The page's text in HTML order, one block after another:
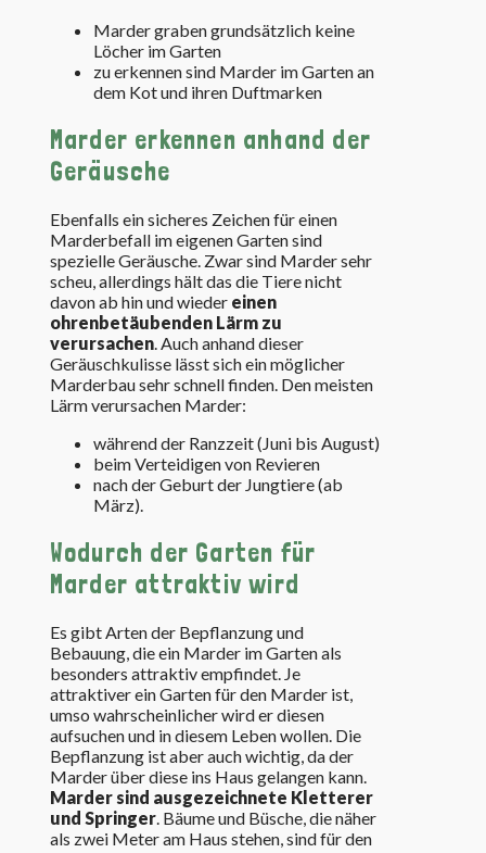
Marder graben grundsätzlich keine
Löcher im Garten
zu erkennen sind Marder im Garten an
dem Kot und ihren Duftmarken
Marder erkennen anhand der
Geräusche
Ebenfalls ein sicheres Zeichen für einen
Marderbefall im eigenen Garten sind
spezielle Geräusche. Zwar sind Marder sehr
scheu, allerdings hält das die Tiere nicht
davon ab hin und wieder einen
ohrenbetäubenden Lärm zu
verursachen. Auch anhand dieser
Geräuschkulisse lässt sich ein möglicher
Marderbau sehr schnell finden. Den meisten
Lärm verursachen Marder:
während der Ranzzeit (Juni bis August)
beim Verteidigen von Revieren
nach der Geburt der Jungtiere (ab
März).
Wodurch der Garten für
Marder attraktiv wird
Es gibt Arten der Bepflanzung und
Bebauung, die ein Marder im Garten als
besonders attraktiv empfindet. Je
attraktiver ein Garten für den Marder ist,
umso wahrscheinlicher wird er diesen
aufsuchen und in diesem Leben wollen. Die
Bepflanzung ist aber auch wichtig, da der
Marder über diese ins Haus gelangen kann.
Marder sind ausgezeichnete Kletterer
und Springer. Bäume und Büsche, die näher
als zwei Meter am Haus stehen, sind für den